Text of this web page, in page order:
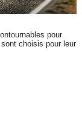
pour
choisis pour leur